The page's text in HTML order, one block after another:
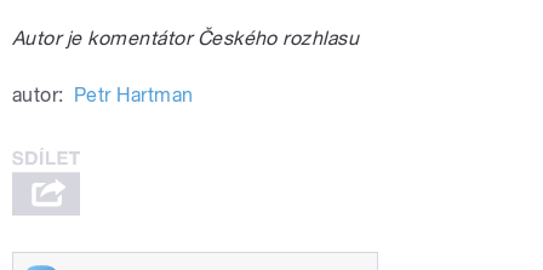
Autor je komentátor Českého rozhlasu
autor: Petr Hartman